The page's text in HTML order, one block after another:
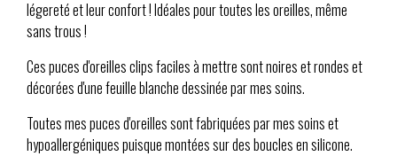
légereté et leur confort ! Idéales pour toutes les oreilles, même
sans trous !
Ces puces d'oreilles clips faciles à mettre sont noires et rondes et
décorées d'une feuille blanche dessinée par mes soins.
Toutes mes puces d'oreilles sont fabriquées par mes soins et
hypoallergéniques puisque montées sur des boucles en silicone.